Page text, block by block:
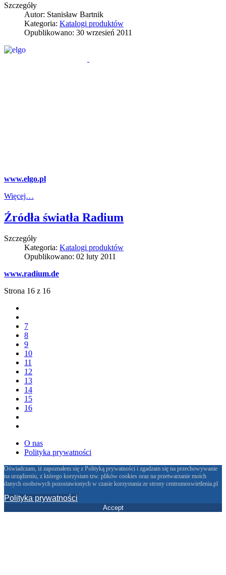
Szczegóły
Autor: Stanisław Bartnik
Kategoria: Katalogi produktów
Opublikowano: 30 wrzesień 2011
www.elgo.pl
Więcej…
Źródła światła Radium
Szczegóły
Kategoria: Katalogi produktów
Opublikowano: 02 luty 2011
www.radium.de
Strona 16 z 16
7
8
9
10
11
12
13
14
15
16
O nas
Polityka prywatności
Oświadczam, iż zapoznałem się z Polityką prywatności i zgadzam się na przechowywanie
na urządzeniu, z którego korzystam tzw. plików cookies oraz na przetwarzanie moich
danych osobowych pozostawionych w czasie korzystania ze strony centrumoswietlenia.pl
Polityka prywatności
Accept